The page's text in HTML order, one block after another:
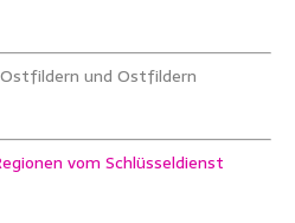
und Ostfildern
vom Schlüsseldienst